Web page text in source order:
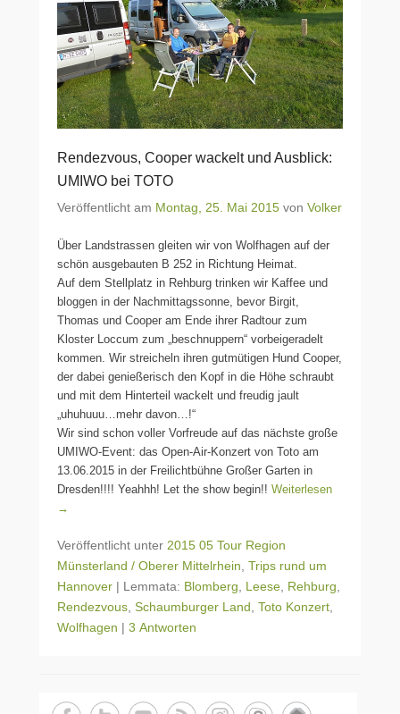
Rendezvous, Cooper wackelt und Ausblick:
UMIWO bei TOTO
Veröffentlicht am Montag, 25. Mai 2015 von Volker
Über Landstrassen gleiten wir von Wolfhagen auf der
schön ausgebauten B 252 in Richtung Heimat.
Auf dem Stellplatz in Rehburg trinken wir Kaffee und
bloggen in der Nachmittagssonne, bevor Birgit,
Thomas und Cooper am Ende ihrer Radtour zum
Kloster Loccum zum „beschnuppern“ vorbeigeradelt
kommen. Wir streicheln ihren gutmütigen Hund Cooper,
der dabei genießerisch den Kopf in die Höhe schraubt
und mit dem Hinterteil wackelt und freudig jault
„uhuhuuu…mehr davon…!“
Wir sind schon voller Vorfreude auf das nächste große
UMIWO-Event: das Open-Air-Konzert von Toto am
13.06.2015 in der Freilichtbühne Großer Garten in
Dresden!!!! Yeahhh! Let the show begin!! Weiterlesen
→
Veröffentlicht unter 2015 05 Tour Region
Münsterland / Oberer Mittelrhein Trips rund um
Hannover | Lemmata: Blomberg Leese Rehburg
Rendezvous Schaumburger Land Toto Konzert
Wolfhagen | 3 Antworten